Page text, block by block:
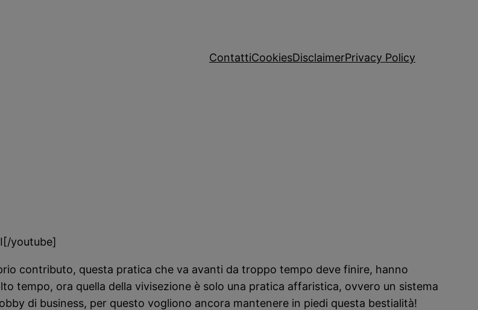
ContattiCookiesDisclaimerPrivacy Policy
youtube]
contributo, questa pratica che va avanti da troppo tempo deve finire, hanno
tempo, ora quella della vivisezione è solo una pratica affaristica, ovvero un sistema
di business, per questo vogliono ancora mantenere in piedi questa bestialità!